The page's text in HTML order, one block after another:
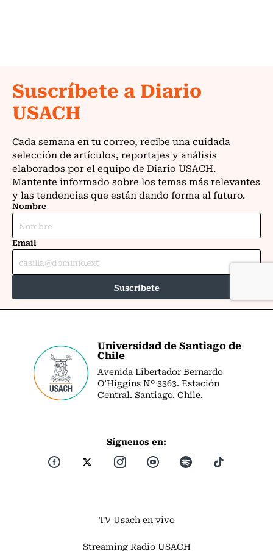
Universidad de Santiago de
Chile
Avenida Libertador Bernardo
O’Higgins Nº 3363. Estación
Central. Santiago. Chile.
Síguenos en:
TV Usach en vivo
Streaming Radio USACH